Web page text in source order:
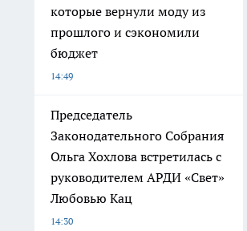
которые вернули моду из
прошлого и сэкономили
бюджет
14:49
Председатель
Законодательного Собрания
Ольга Хохлова встретилась с
руководителем АРДИ «Свет»
Любовью Кац
14:30